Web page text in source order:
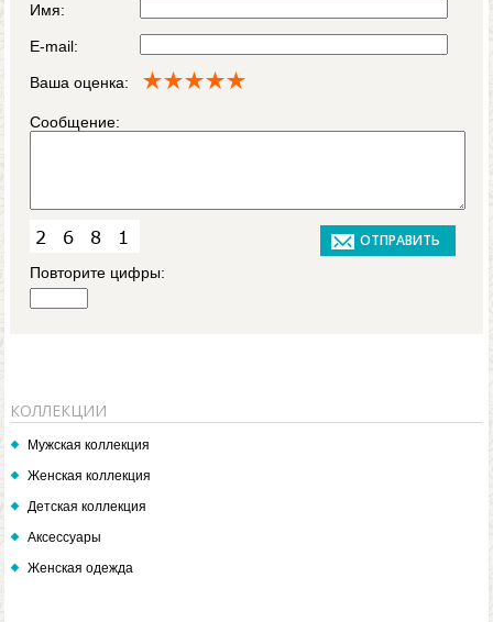
Имя:
E-mail:
Ваша оценка:
Сообщение:
Повторите цифры:
КОЛЛЕКЦИИ
Мужская коллекция
Женская коллекция
Детская коллекция
Аксессуары
Женская одежда